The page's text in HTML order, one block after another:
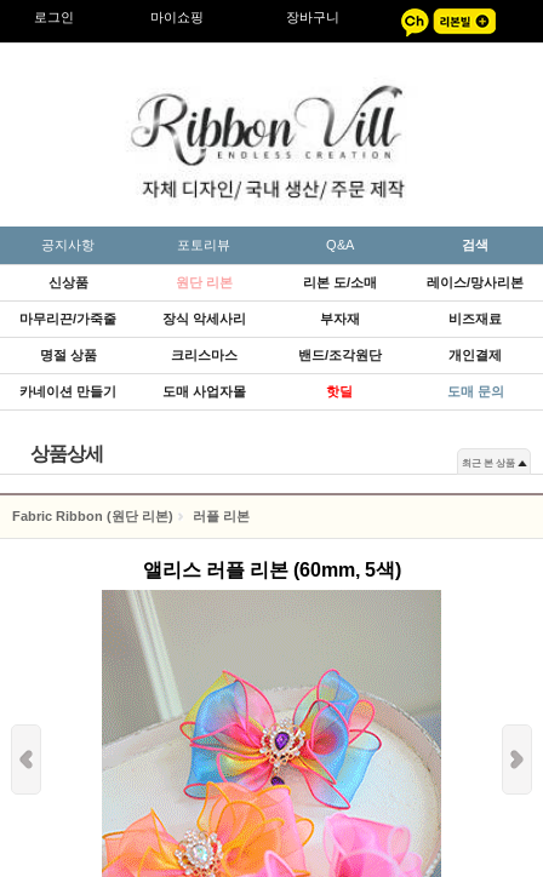
로그인 마이쇼핑 장바구니
공지사항 포토리뷰 Q&A 검색
신상품 원단 리본 리본 도/소매 레이스/망사리본
마무리끈/가죽줄 장식 악세사리 부자재 비즈재료
명절 상품 크리스마스 밴드/조각원단 개인결제
카네이션 만들기 도매 사업자몰 핫딜 도매 문의
상품상세
Fabric Ribbon (원단 리본) 러플 리본
최근 본 상품
앨리스 러플 리본 (60mm, 5색)